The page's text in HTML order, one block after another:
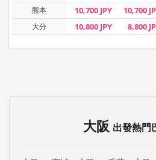
熊本 10,700 JPY 10,700
大分
10,800 JPY 8,800
大阪 出發熱門